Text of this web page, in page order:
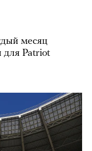
месяц
для Patriot